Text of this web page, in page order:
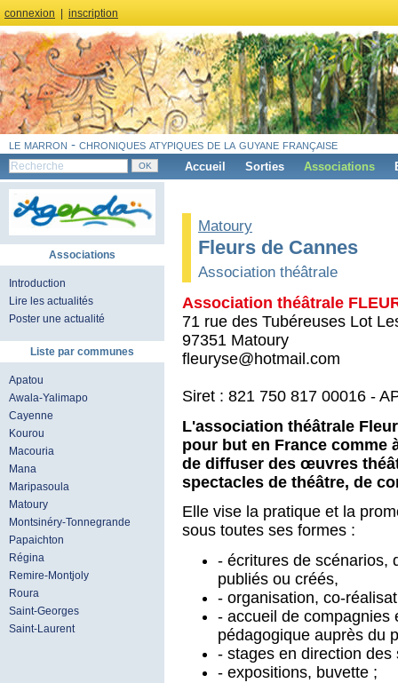
connexion inscription
le marron - chroniques atypiques de la guyane française
Accueil Sorties Associations
Associations
Introduction
Lire les actualités
Poster une actualité
Liste par communes
Apatou
Awala-Yalimapo
Cayenne
Kourou
Macouria
Mana
Maripasoula
Matoury
Montsinéry-Tonnegrande
Papaichton
Régina
Remire-Montjoly
Roura
Saint-Georges
Saint-Laurent
Matoury
Fleurs de Cannes
Association théâtrale
Association théâtrale
71 rue des Tubéreuses Lot
97351 Matoury
fleuryse@hotmail.com
Siret : 821 750 817 00016 -
L'association théâtrale
pour but en France comme
de diffuser des œuvres
spectacles de théâtre, de
Elle vise la pratique et la
sous toutes ses formes :
- écritures de scénarios,
publiés ou créés,
- organisation, co-
- accueil de compagnies
pédagogique auprès du
- stages en direction
- expositions, buvette ;